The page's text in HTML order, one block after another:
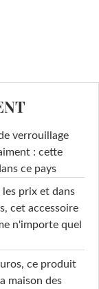
verrouillage
: cette
ce pays
prix et dans
cet accessoire
n'importe quel
ce produit
maison des